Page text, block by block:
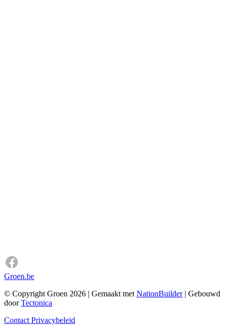
Groen.be
© Copyright Groen 2026 | Gemaakt met NationBuilder| Gebouwd
doorTectonica
Contact Privacybeleid